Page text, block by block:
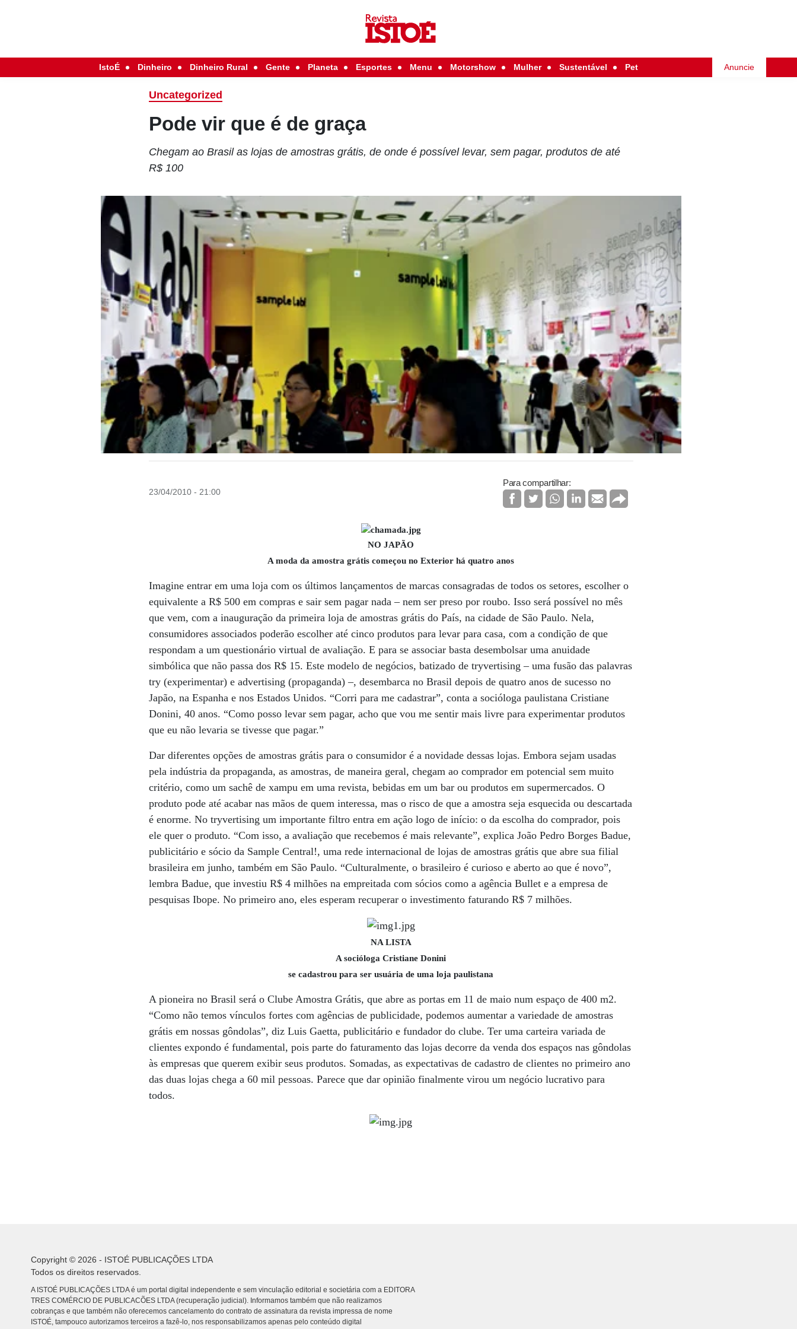
IstoÉ Dinheiro Dinheiro Rural Gente Planeta Esportes Menu Motorshow Mulher Sustentável Pet Anuncie
Uncategorized
Pode vir que é de graça
Chegam ao Brasil as lojas de amostras grátis, de onde é possível levar, sem pagar, produtos de até
R$ 100
23/04/2010 - 21:00
Para compartilhar:
NO JAPÃO
A moda da amostra grátis começou no Exterior há quatro anos
Imagine entrar em uma loja com os últimos lançamentos de marcas consagradas de todos os setores, escolher o
equivalente a R$ 500 em compras e sair sem pagar nada – nem ser preso por roubo. Isso será possível no mês
que vem, com a inauguração da primeira loja de amostras grátis do País, na cidade de São Paulo. Nela,
consumidores associados poderão escolher até cinco produtos para levar para casa, com a condição de que
respondam a um questionário virtual de avaliação. E para se associar basta desembolsar uma anuidade
simbólica que não passa dos R$ 15. Este modelo de negócios, batizado de tryvertising – uma fusão das palavras
try (experimentar) e advertising (propaganda) –, desembarca no Brasil depois de quatro anos de sucesso no
Japão, na Espanha e nos Estados Unidos. “Corri para me cadastrar”, conta a socióloga paulistana Cristiane
Donini, 40 anos. “Como posso levar sem pagar, acho que vou me sentir mais livre para experimentar produtos
que eu não levaria se tivesse que pagar.”
Dar diferentes opções de amostras grátis para o consumidor é a novidade dessas lojas. Embora sejam usadas
pela indústria da propaganda, as amostras, de maneira geral, chegam ao comprador em potencial sem muito
critério, como um sachê de xampu em uma revista, bebidas em um bar ou produtos em supermercados. O
produto pode até acabar nas mãos de quem interessa, mas o risco de que a amostra seja esquecida ou descartada
é enorme. No tryvertising um importante filtro entra em ação logo de início: o da escolha do comprador, pois
ele quer o produto. “Com isso, a avaliação que recebemos é mais relevante”, explica João Pedro Borges Badue,
publicitário e sócio da Sample Central!, uma rede internacional de lojas de amostras grátis que abre sua filial
brasileira em junho, também em São Paulo. “Culturalmente, o brasileiro é curioso e aberto ao que é novo”,
lembra Badue, que investiu R$ 4 milhões na empreitada com sócios como a agência Bullet e a empresa de
pesquisas Ibope. No primeiro ano, eles esperam recuperar o investimento faturando R$ 7 milhões.
NA LISTA
A socióloga Cristiane Donini
se cadastrou para ser usuária de uma loja paulistana
A pioneira no Brasil será o Clube Amostra Grátis, que abre as portas em 11 de maio num espaço de 400 m2.
“Como não temos vínculos fortes com agências de publicidade, podemos aumentar a variedade de amostras
grátis em nossas gôndolas”, diz Luis Gaetta, publicitário e fundador do clube. Ter uma carteira variada de
clientes expondo é fundamental, pois parte do faturamento das lojas decorre da venda dos espaços nas gôndolas
às empresas que querem exibir seus produtos. Somadas, as expectativas de cadastro de clientes no primeiro ano
das duas lojas chega a 60 mil pessoas. Parece que dar opinião finalmente virou um negócio lucrativo para
todos.
Copyright © 2026 - ISTOÉ PUBLICAÇÕES LTDA
Todos os direitos reservados.
A ISTOÉ PUBLICAÇÕES LTDA é um portal digital independente e sem vinculação editorial e societária com a EDITORA
TRES COMÉRCIO DE PUBLICACÕES LTDA (recuperação judicial). Informamos também que não realizamos
cobranças e que também não oferecemos cancelamento do contrato de assinatura da revista impressa de nome
ISTOÉ, tampouco autorizamos terceiros a fazê-lo, nos responsabilizamos apenas pelo conteúdo digital